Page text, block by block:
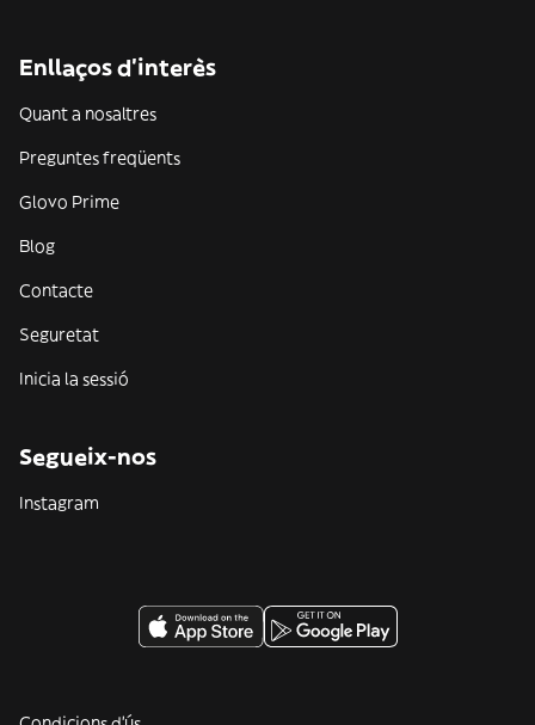
Enllaços d'interès
Quant a nosaltres
Preguntes freqüents
Glovo Prime
Blog
Contacte
Seguretat
Inicia la sessió
Segueix-nos
Instagram